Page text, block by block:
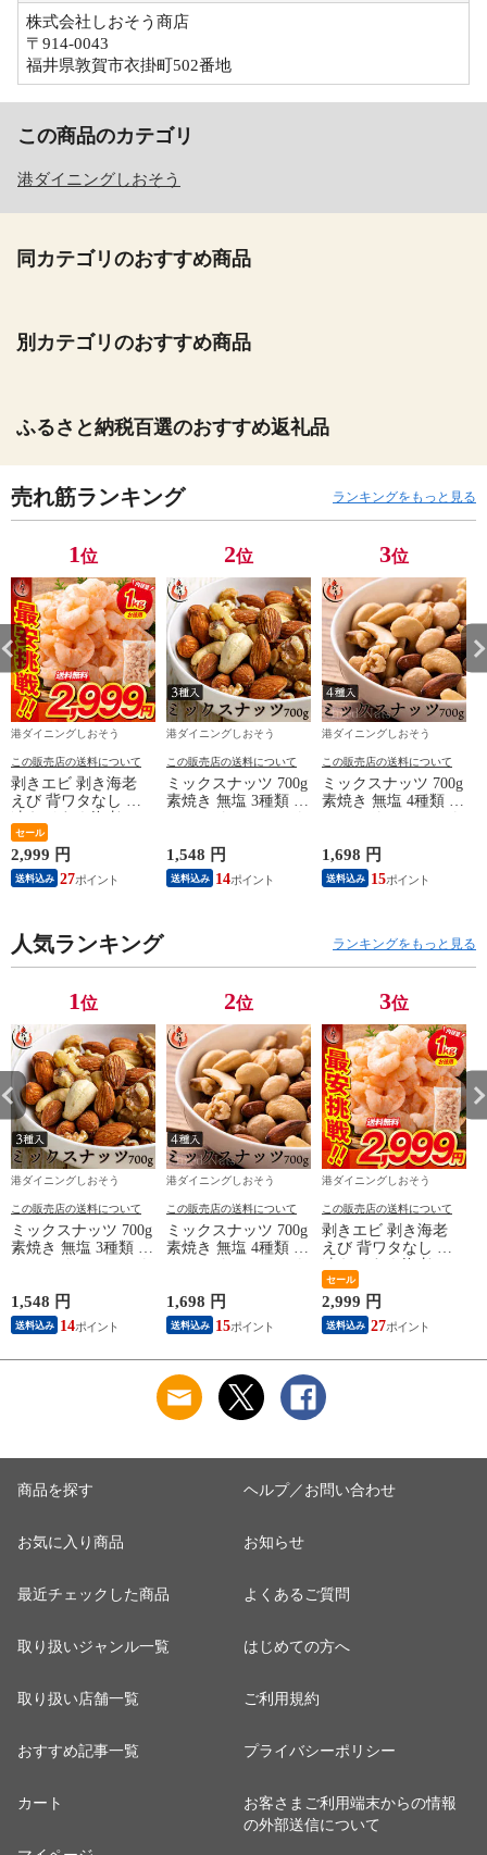
株式会社しおそう商店
〒914-0043
福井県敦賀市衣掛町502番地
この商品のカテゴリ
港ダイニングしおそう
同カテゴリのおすすめ商品
別カテゴリのおすすめ商品
ふるさと納税百選のおすすめ返礼品
売れ筋ランキング ランキングをもっと見る
1位
港ダイニングしおそう
この販売店の送料について
剥きエビ 剥き海老
えび 背ワタなし 冷
【当店通常価格3,999
円→送料無料2,999
円！】バナメイ 剥き
身 1kg （解凍後
大量 贈答 送料無料
セール
2,999 円
送料込み 27
2位
港ダイニングしおそう
この販売店の送料について
ミックスナッツ 700g
素焼き 無塩 3種類 ア
使用 加工オイル不使
用
1,548 円
送料込み 14
3位
港ダイニングしおそう
この販売店の送料について
ミックスナッツ 700g
素焼き 無塩 4種類 ア
ミアナッツ 食塩不使
用 加工オイル不使用
1,698 円
送料込み 15
人気ランキング ランキングをもっと見る
1位
港ダイニングしおそう
この販売店の送料について
ミックスナッツ 700g
素焼き 無塩 3種類 ア
使用 加工オイル不使
用
1,548 円
送料込み 14
2位
港ダイニングしおそう
この販売店の送料について
ミックスナッツ 700g
素焼き 無塩 4種類 ア
ミアナッツ 食塩不使
用 加工オイル不使用
1,698 円
送料込み 15
3位
港ダイニングしおそう
この販売店の送料について
剥きエビ 剥き海老
えび 背ワタなし 冷
【当店通常価格3,999
円→送料無料2,999
円！】バナメイ 剥き
身 1kg （解凍後
大量 贈答 送料無料
セール
2,999 円
送料込み 27
商品を探す
お気に入り商品
最近チェックした商品
取り扱いジャンル一覧
取り扱い店舗一覧
おすすめ記事一覧
カート
ヘルプ／お問い合わせ
お知らせ
よくあるご質問
はじめての方へ
ご利用規約
プライバシーポリシー
お客さまご利用端末からの情報
の外部送信について